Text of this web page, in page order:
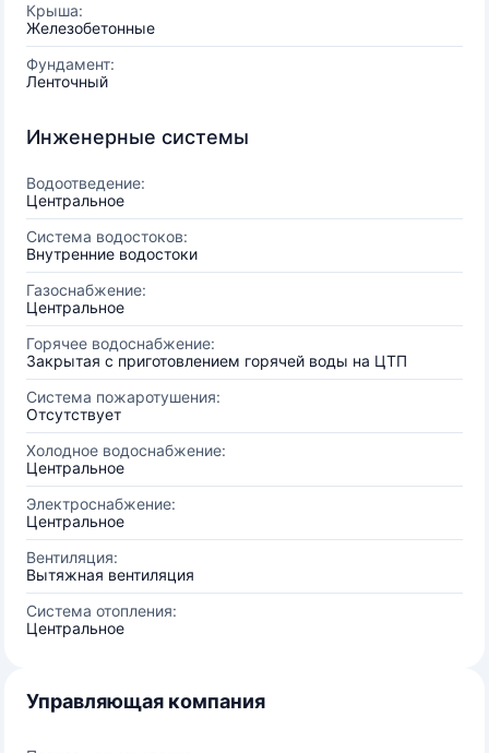
Крыша:
Железобетонные
Фундамент:
Ленточный
Инженерные системы
Водоотведение:
Центральное
Система водостоков:
Внутренние водостоки
Газоснабжение:
Центральное
Горячее водоснабжение:
Закрытая с приготовлением горячей воды на ЦТП
Система пожаротушения:
Отсутствует
Холодное водоснабжение:
Центральное
Электроснабжение:
Центральное
Вентиляция:
Вытяжная вентиляция
Система отопления:
Центральное
Управляющая компания